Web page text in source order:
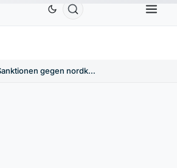
$ Tether USDT BNB
US-Sanktionen gegen nordkoreanische IT-Netzwerke und Krypto-Geldwäsche